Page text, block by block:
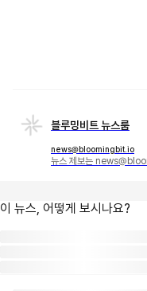
블루밍비트 뉴스룸
news@bloomingbit.io
뉴스 제보는
이 뉴스, 어떻게 보시나요?